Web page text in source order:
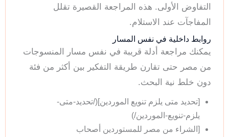
التفاوض الأولى. هذه المراجعة القصيرة تقلل
المفاجآت عند الاستلام.
روابط داخلية في نفس المسار
يمكنك مراجعة أدلة قريبة في نفس مسار المنسوجات
من مصر حتى تقارن طريقة التفكير بين أكثر من فئة
دون خلط نية البحث.
[تحديد متى يلزم تنويع الموردين](/تحديد-متى-
يلزم-تنويع-الموردين/)
[الشراء من مصر للمستوردين أصحاب